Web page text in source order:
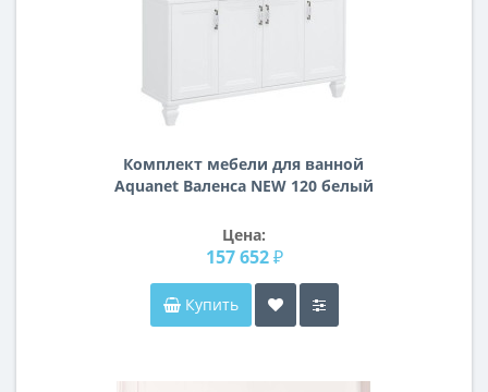
Комплект мебели для ванной
Aquanet Валенса NEW 120 белый
Цена:
157 652 ₽
Купить